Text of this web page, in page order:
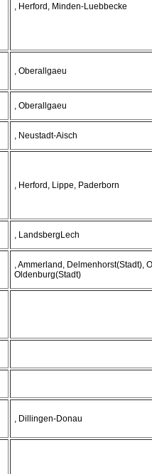
, Herford, Minden-Luebbecke
, Oberallgaeu
, Oberallgaeu
, Neustadt-Aisch
, Herford, Lippe, Paderborn
, LandsbergLech
, Ammerland, Delmenhorst(Stadt),
Oldenburg(Stadt)
, Dillingen-Donau